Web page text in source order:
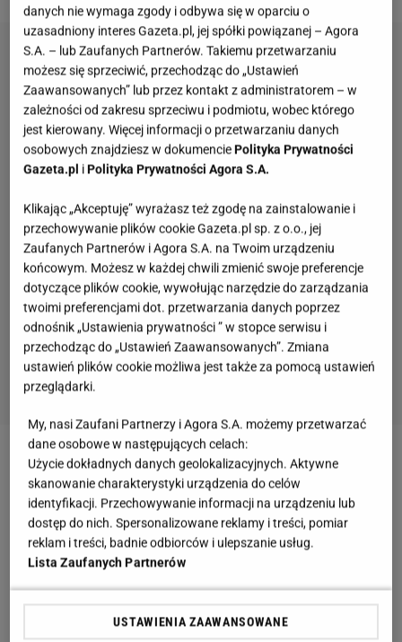
Słowa, których używały nasze prababcie.
Udowodnij, że wiesz o co chodzi
Quiz o "Seksmisji". Sprawdź, jak dobrze
pamiętasz ten kultowy film
Umiesz się zachować? Sprawdź to w quizie z
zasad savoir vivre!
danych nie wymaga zgody i odbywa się w oparciu o
uzasadniony interes Gazeta.pl, jej spółki powiązanej – Agora
S.A. – lub Zaufanych Partnerów. Takiemu przetwarzaniu
możesz się sprzeciwić, przechodząc do „Ustawień
Zaawansowanych” lub przez kontakt z administratorem – w
zależności od zakresu sprzeciwu i podmiotu, wobec którego
jest kierowany. Więcej informacji o przetwarzaniu danych
osobowych znajdziesz w dokumencie Polityka Prywatności
Gazeta.pl i Polityka Prywatności Agora S.A.
Klikając „Akceptuję” wyrażasz też zgodę na zainstalowanie i
przechowywanie plików cookie Gazeta.pl sp. z o.o., jej
Zaufanych Partnerów i Agora S.A. na Twoim urządzeniu
końcowym. Możesz w każdej chwili zmienić swoje preferencje
dotyczące plików cookie, wywołując narzędzie do zarządzania
twoimi preferencjami dot. przetwarzania danych poprzez
odnośnik „Ustawienia prywatności ” w stopce serwisu i
przechodząc do „Ustawień Zaawansowanych”. Zmiana
ustawień plików cookie możliwa jest także za pomocą ustawień
przeglądarki.
My, nasi Zaufani Partnerzy i Agora S.A. możemy przetwarzać
dane osobowe w następujących celach:
Użycie dokładnych danych geolokalizacyjnych. Aktywne
skanowanie charakterystyki urządzenia do celów
identyfikacji. Przechowywanie informacji na urządzeniu lub
dostęp do nich. Spersonalizowane reklamy i treści, pomiar
reklam i treści, badnie odbiorców i ulepszanie usług.
Lista Zaufanych Partnerów
USTAWIENIA ZAAWANSOWANE